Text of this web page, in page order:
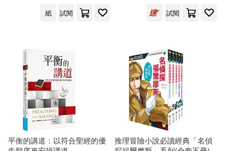
牛勝玉(68)
陳長海（主編）(65)
十文字青(64) 聖才學習網(61)
人民交通出版社(1242)
上海人民出版社(1202)
知識產權出版社(1199)
外語教學與研究出版社(1193)
紙
試閱
試閱
平衡的講道：以符合聖經的優
推理冒險小說必讀經典「名偵